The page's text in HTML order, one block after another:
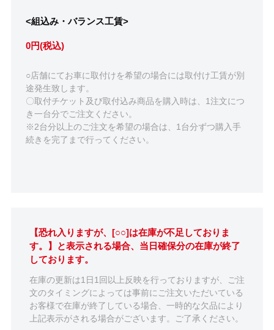
<組込み・バランス工賃>
0円(税込)
○店舗にてお車に取付けを希望の場合には取付け工賃が別
途発生致します。
〇取付チケット及び取付込み商品を購入時は、1注文につ
き一台分でご注文ください。
※2台分以上のご注文を希望の場合は、1台分ずつ購入手
続きを完了まで行ってください。
【恐れ入りますが、[○○]は在庫が不足しておりま
す。】と表示される場合、当日確保分の在庫が終了
しております。
在庫の更新は1日1回以上反映を行っておりますが、ご注
文のタイミングによっては事前にご注文いただいている
お客様で在庫が終了している場合、一時的な欠品により
上記表示がされる場合がございます。ご了承ください。